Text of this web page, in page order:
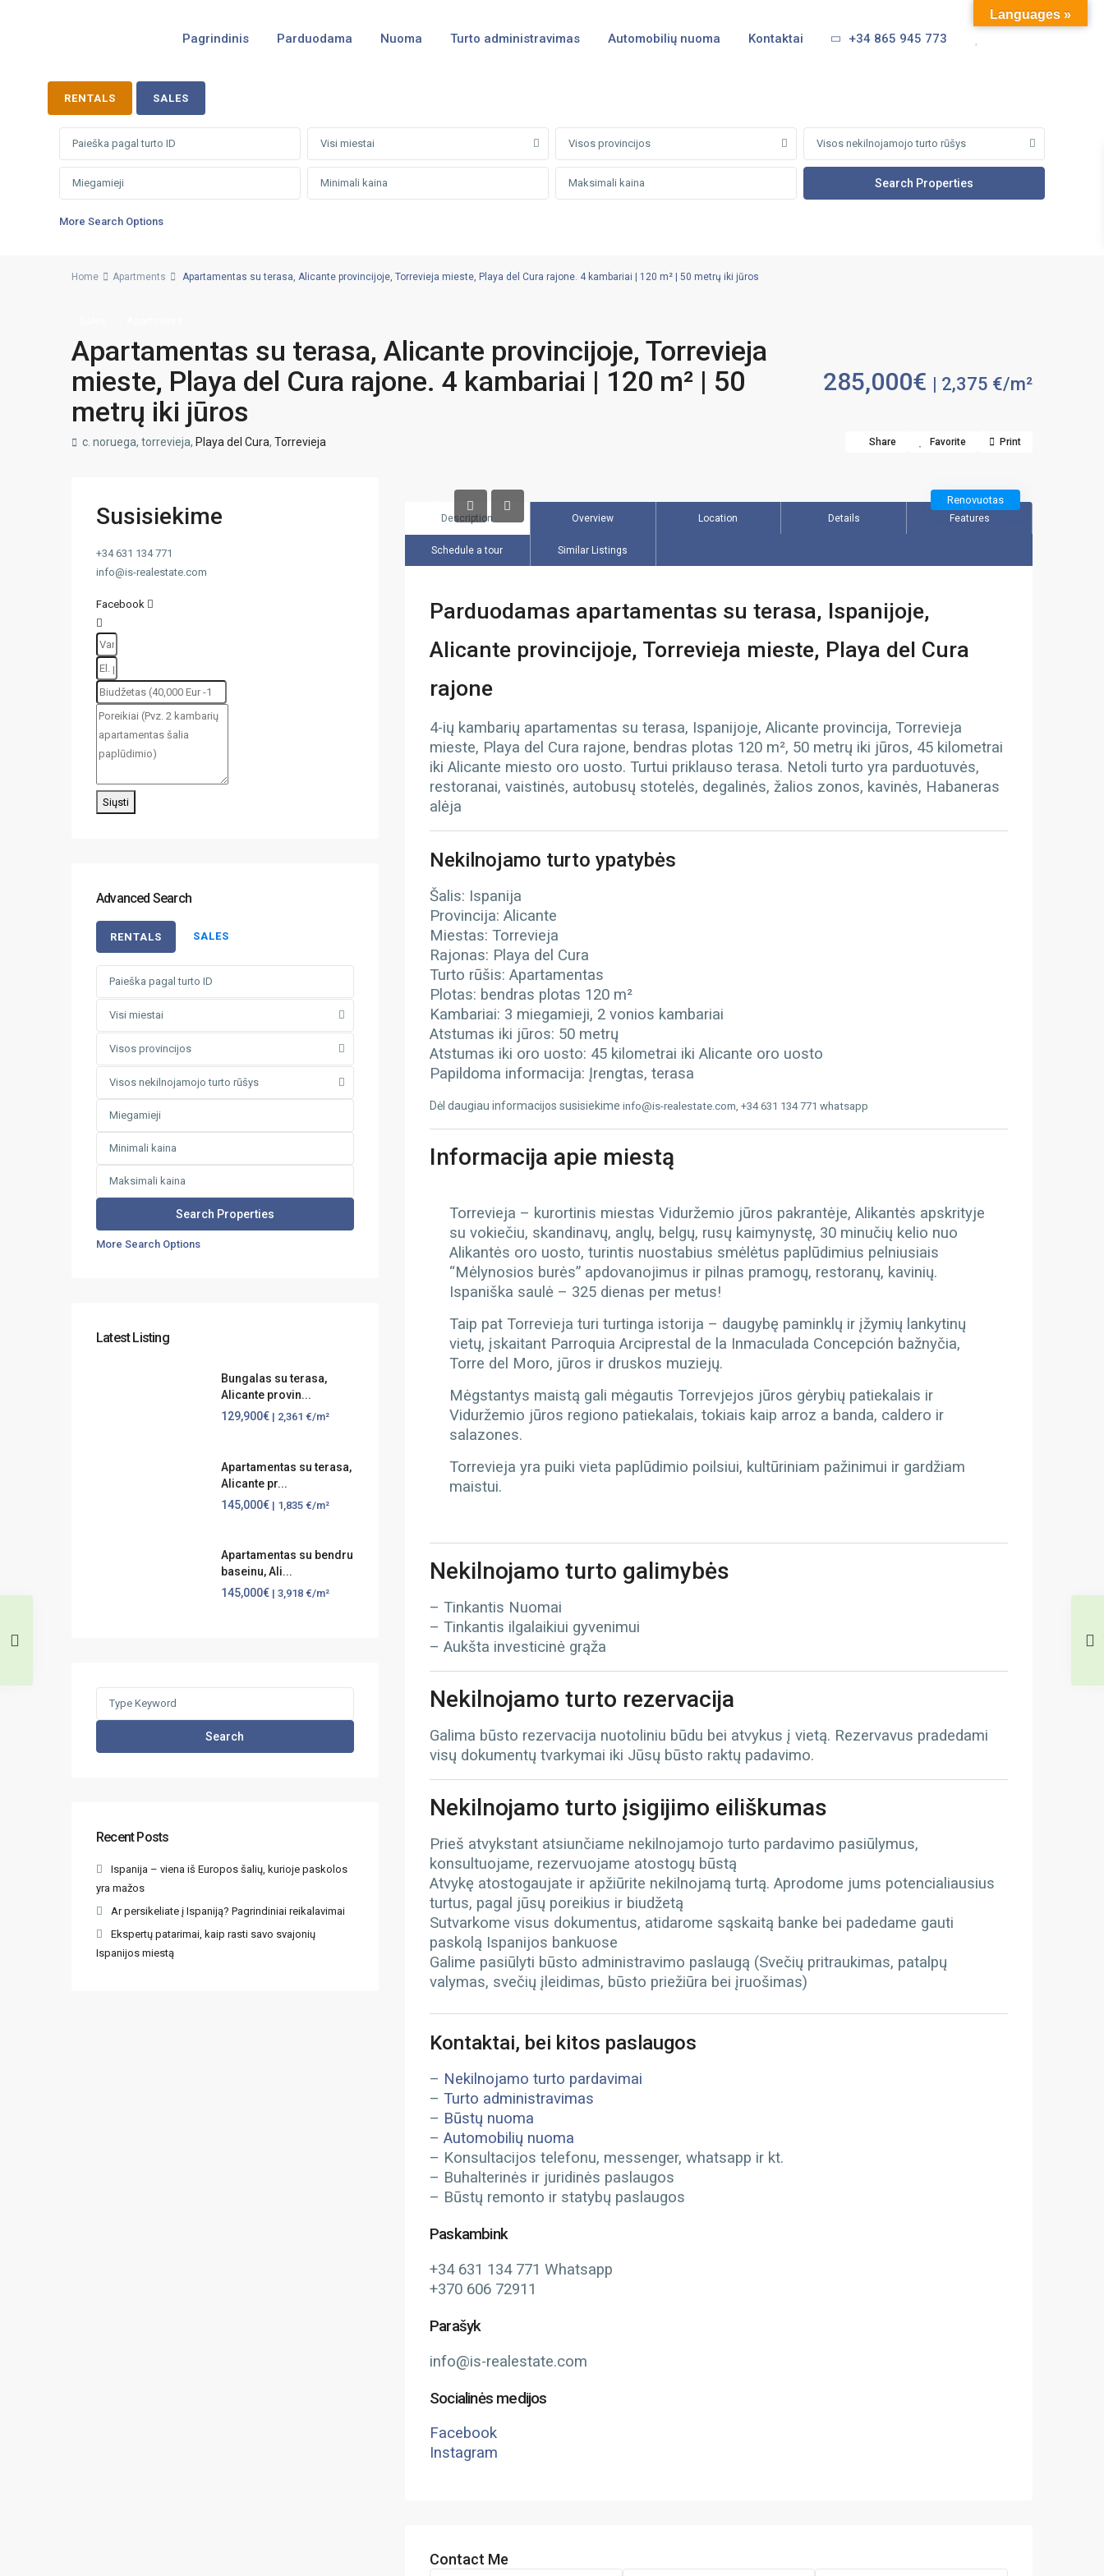
Pagrindinis Parduodama Nuoma Turto administravimas Automobilių nuoma Kontaktai +34 865 945 773
RENTALS SALES
Visi miestai Visos provincijos Visos nekilnojamojo turto rūšys
More Search Options
Home Apartments Apartamentas su terasa, Alicante provincijoje, Torrevieja mieste, Playa del Cura rajone. 4 kambariai | 120 m² | 50 metrų iki jūros
Apartamentas su terasa, Alicante provincijoje, Torrevieja
mieste, Playa del Cura rajone. 4 kambariai | 120 m² | 50
metrų iki jūros
285,000€ | 2,375 €/m²
c. noruega, torrevieja, Playa del Cura, Torrevieja Share Favorite Print
Renovuotas
Description Overview Location Details Features
Schedule a tour Similar Listings
Parduodamas apartamentas su terasa, Ispanijoje,
Alicante provincijoje, Torrevieja mieste, Playa del Cura
rajone
4-ių kambarių apartamentas su terasa, Ispanijoje, Alicante provincija, Torrevieja
mieste, Playa del Cura rajone, bendras plotas 120 m², 50 metrų iki jūros, 45 kilometrai
iki Alicante miesto oro uosto. Turtui priklauso terasa. Netoli turto yra parduotuvės,
restoranai, vaistinės, autobusų stotelės, degalinės, žalios zonos, kavinės, Habaneras
alėja
Nekilnojamo turto ypatybės
Šalis: Ispanija
Provincija: Alicante
Miestas: Torrevieja
Rajonas: Playa del Cura
Turto rūšis: Apartamentas
Plotas: bendras plotas 120 m²
Kambariai: 3 miegamieji, 2 vonios kambariai
Atstumas iki jūros: 50 metrų
Atstumas iki oro uosto: 45 kilometrai iki Alicante oro uosto
Papildoma informacija: Įrengtas, terasa
Dėl daugiau informacijos susisiekime info@is-realestate.com, +34 631 134 771 whatsapp
Informacija apie miestą
Torrevieja – kurortinis miestas Viduržemio jūros pakrantėje, Alikantės apskrityje
su vokiečiu, skandinavų, anglų, belgų, rusų kaimynystę, 30 minučių kelio nuo
Alikantės oro uosto, turintis nuostabius smėlėtus paplūdimius pelniusiais
“Mėlynosios burės” apdovanojimus ir pilnas pramogų, restoranų, kavinių.
Ispaniška saulė – 325 dienas per metus!
Taip pat Torrevieja turi turtinga istorija – daugybę paminklų ir įžymių lankytinų
vietų, įskaitant Parroquia Arciprestal de la Inmaculada Concepción bažnyčia,
Torre del Moro, jūros ir druskos muziejų.
Mėgstantys maistą gali mėgautis Torrevjejos jūros gėrybių patiekalais ir
Viduržemio jūros regiono patiekalais, tokiais kaip arroz a banda, caldero ir
salazones.
Torrevieja yra puiki vieta paplūdimio poilsiui, kultūriniam pažinimui ir gardžiam
maistui.
Nekilnojamo turto galimybės
– Tinkantis Nuomai
– Tinkantis ilgalaikiui gyvenimui
– Aukšta investicinė grąža
Nekilnojamo turto rezervacija
Galima būsto rezervacija nuotoliniu būdu bei atvykus į vietą. Rezervavus pradedami
visų dokumentų tvarkymai iki Jūsų būsto raktų padavimo.
Nekilnojamo turto įsigijimo eiliškumas
Prieš atvykstant atsiunčiame nekilnojamojo turto pardavimo pasiūlymus,
konsultuojame, rezervuojame atostogų būstą
Atvykę atostogaujate ir apžiūrite nekilnojamą turtą. Aprodome jums potencialiausius
turtus, pagal jūsų poreikius ir biudžetą
Sutvarkome visus dokumentus, atidarome sąskaitą banke bei padedame gauti
paskolą Ispanijos bankuose
Galime pasiūlyti būsto administravimo paslaugą (Svečių pritraukimas, patalpų
valymas, svečių įleidimas, būsto priežiūra bei įruošimas)
Kontaktai, bei kitos paslaugos
– Nekilnojamo turto pardavimai
– Turto administravimas
– Būstų nuoma
– Automobilių nuoma
– Konsultacijos telefonu, messenger, whatsapp ir kt.
– Buhalterinės ir juridinės paslaugos
– Būstų remonto ir statybų paslaugos
Paskambink
+34 631 134 771 Whatsapp
+370 606 72911
Parašyk
info@is-realestate.com
Socialinės medijos
Facebook
Instagram
Contact Me
Susisiekime
+34 631 134 771
info@is-realestate.com
Facebook
Siųsti
Advanced Search
RENTALS SALES
Visi miestai
Visos provincijos
Visos nekilnojamojo turto rūšys
More Search Options
Latest Listing
Bungalas su terasa,
Alicante provin...
129,900€ | 2,361 €/m²
Apartamentas su terasa,
Alicante pr...
145,000€ | 1,835 €/m²
Apartamentas su bendru
baseinu, Ali...
145,000€ | 3,918 €/m²
Search
Recent Posts
Ispanija – viena iš Europos šalių, kurioje paskolos
yra mažos
Ar persikeliate į Ispaniją? Pagrindiniai reikalavimai
Ekspertų patarimai, kaip rasti savo svajonių
Ispanijos miestą
Languages »